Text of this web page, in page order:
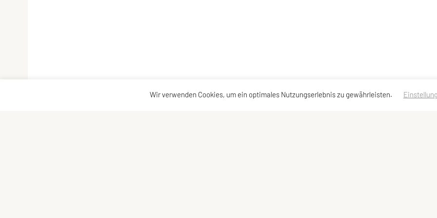
Wir verwenden Cookies, um ein optimales Nutzungserlebnis zu gewährleisten.